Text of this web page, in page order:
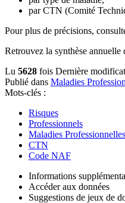
par CTN (Comité
Pour plus de précisions,
Retrouvez la synthèse annuelle
Lu 5628 fois Dernière
Publié dans Maladies
Mots-clés :
Risques
Professionnels
Maladies Professionnelles
CTN
Code NAF
Informations
Accéder aux données
Suggestions de jeux de